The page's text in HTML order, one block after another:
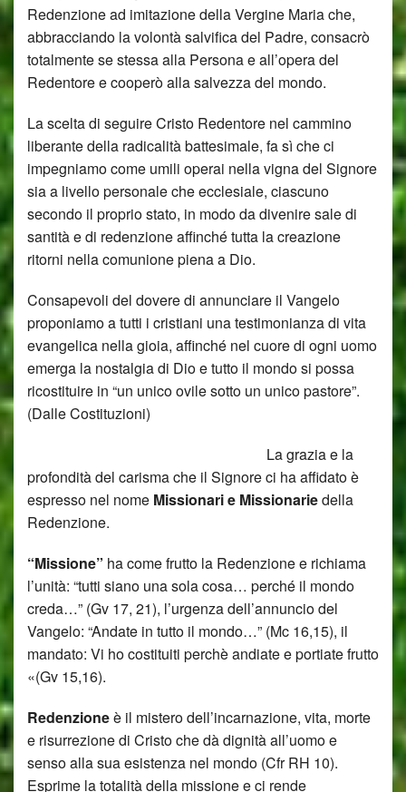
Redenzione ad imitazione della Vergine Maria che,
abbracciando la volontà salvifica del Padre, consacrò
totalmente se stessa alla Persona e all’opera del
Redentore e cooperò alla salvezza del mondo.
La scelta di seguire Cristo Redentore nel cammino
liberante della radicalità battesimale, fa sì che ci
impegniamo come umili operai nella vigna del Signore
sia a livello personale che ecclesiale, ciascuno
secondo il proprio stato, in modo da divenire sale di
santità e di redenzione affinché tutta la creazione
ritorni nella comunione piena a Dio.
Consapevoli del dovere di annunciare il Vangelo
proponiamo a tutti i cristiani una testimonianza di vita
evangelica nella gioia, affinché nel cuore di ogni uomo
emerga la nostalgia di Dio e tutto il mondo si possa
ricostituire in “un unico ovile sotto un unico pastore”.
(Dalle Costituzioni)
La grazia e la
profondità del carisma che il Signore ci ha affidato è
espresso nel nome Missionari e Missionariedella
Redenzione.
“Missione” ha come frutto la Redenzione e richiama
l’unità: “tutti siano una sola cosa… perché il mondo
creda…” (Gv 17, 21), l’urgenza dell’annuncio del
Vangelo: “Andate in tutto il mondo…” (Mc 16,15), il
mandato: Vi ho costituiti perchè andiate e portiate frutto
«(Gv 15,16).
Redenzioneè il mistero dell’incarnazione, vita, morte
e risurrezione di Cristo che dà dignità all’uomo e
senso alla sua esistenza nel mondo (Cfr RH 10).
Esprime la totalità della missione e ci rende